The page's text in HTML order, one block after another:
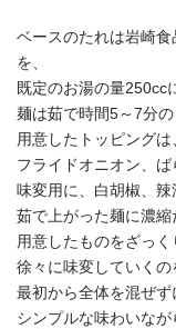
ベースのたれは岩崎食
を、
既定のお湯の量250cc
麺は茹で時間5～7分
用意したトッピングは
フライドオニオン、ば
味変用に、白胡椒、辣
茹で上がった麺に濃縮
用意したものをざっく
徐々に味変していくの
最初から全体を混ぜず
シンプルな味わいなが